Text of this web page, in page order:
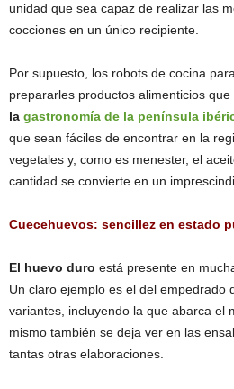
unidad que sea capaz de realizar las
cocciones en un único recipiente.
Por supuesto, los robots de cocina
prepararles productos alimenticios
la gastronomía de la península
que sean fáciles de encontrar en la
vegetales y, como es menester, el
cantidad se convierte en un
Cuecehuevos: sencillez en estado
El huevo duro está presente en
Un claro ejemplo es el del empedrado
variantes, incluyendo la que abarca el
mismo también se deja ver en las
tantas otras elaboraciones.